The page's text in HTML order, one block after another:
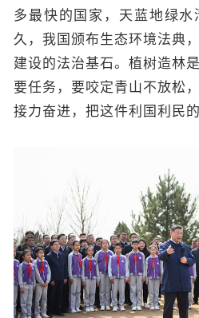
多最快的国家，天蓝地绿
久，我国颁布生态环境法典
建设的法治基石。植树造林
要任务，要咬定青山不放松
接力奋进，把这件利国利民